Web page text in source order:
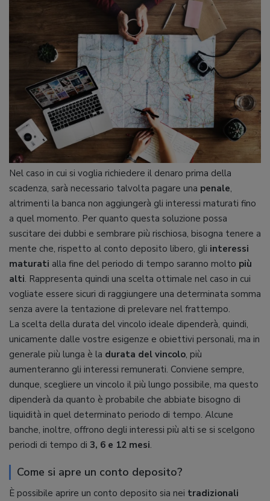
Nel caso in cui si voglia richiedere il denaro prima della
scadenza, sarà necessario talvolta pagare una penale,
altrimenti la banca non aggiungerà gli interessi maturati fino
a quel momento. Per quanto questa soluzione possa
suscitare dei dubbi e sembrare più rischiosa, bisogna tenere a
mente che, rispetto al conto deposito libero, gli interessi
maturati alla fine del periodo di tempo saranno molto più
alti. Rappresenta quindi una scelta ottimale nel caso in cui
vogliate essere sicuri di raggiungere una determinata somma
senza avere la tentazione di prelevare nel frattempo.
La scelta della durata del vincolo ideale dipenderà, quindi,
unicamente dalle vostre esigenze e obiettivi personali, ma in
generale più lunga è la durata del vincolo, più
aumenteranno gli interessi remunerati. Conviene sempre,
dunque, scegliere un vincolo il più lungo possibile, ma questo
dipenderà da quanto è probabile che abbiate bisogno di
liquidità in quel determinato periodo di tempo. Alcune
banche, inoltre, offrono degli interessi più alti se si scelgono
periodi di tempo di 3, 6 e 12 mesi.
Come si apre un conto deposito?
È possibile aprire un conto deposito sia nei tradizionali